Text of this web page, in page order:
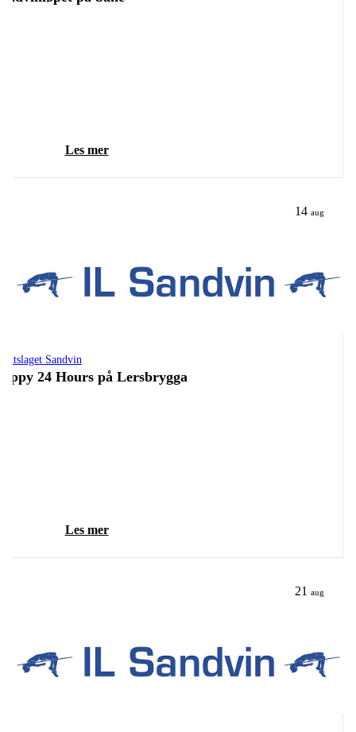
Les mer
Sandvin
24 Hours på Lersbrygga
Les mer
14 aug
21 aug